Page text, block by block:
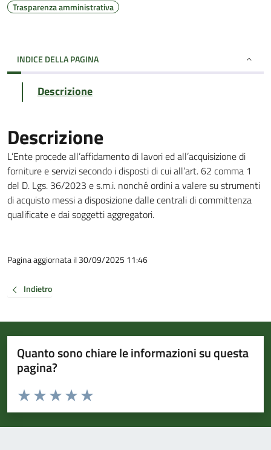
Trasparenza amministrativa
INDICE DELLA PAGINA
Descrizione
Descrizione
L’Ente procede all’affidamento di lavori ed all’acquisizione di
forniture e servizi secondo i disposti di cui all’art. 62 comma 1
del D. Lgs. 36/2023 e s.m.i. nonché ordini a valere su strumenti
di acquisto messi a disposizione dalle centrali di committenza
qualificate e dai soggetti aggregatori.
Pagina aggiornata il 30/09/2025 11:46
Indietro
Quanto sono chiare le informazioni su questa
pagina?
Valuta da 1 a 5 stelle la pagina
Valuta 5 stelle su 5
Valuta 4 stelle su 5
Valuta 3 stelle su 5
Valuta 2 stelle su 5
Valuta 1 stelle su 5